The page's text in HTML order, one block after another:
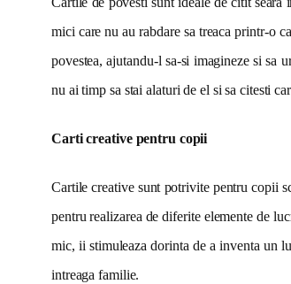
mici care nu au rabdare sa treaca printr-o
povestea, ajutandu-l sa-si imagineze si sa
nu ai timp sa stai alaturi de el si sa citesti
Carti creative pentru copii
Cartile creative sunt potrivite pentru copii
pentru realizarea de diferite elemente de
mic, ii stimuleaza dorinta de a inventa un
intreaga familie.